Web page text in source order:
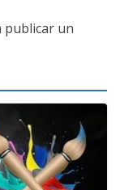
publicar un